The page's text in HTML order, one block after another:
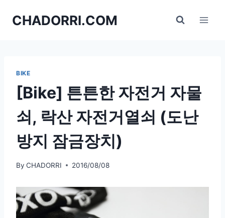
CHADORRI.COM
BIKE
[Bike] 튼튼한 자전거 자물
쇠, 락산 자전거열쇠 (도난
방지 잠금장치)
By CHADORRI 2016/08/08